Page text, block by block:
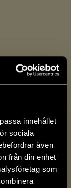
innehållet
sociala
även
från din enhet
som